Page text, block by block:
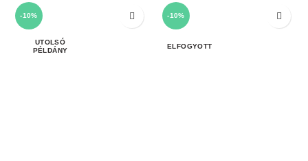
-10% -10%
ELFOGYOTT